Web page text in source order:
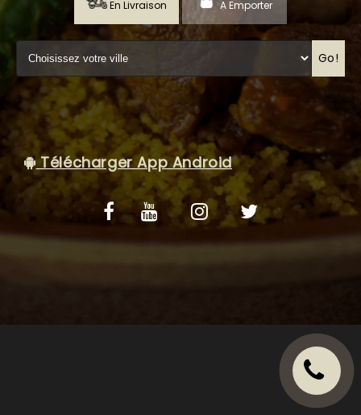
NOTRE RESTAURANT
VOS AVIS
MENTIONS LÉGALES
C.G.V
En Livraison A Emporter
Go!
Télécharger App Android